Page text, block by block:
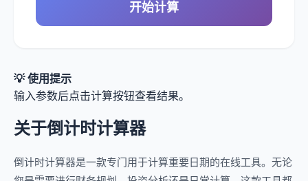
开始计算
💡 使用提示
输入参数后点击计算按钮查看结果。
关于倒计时计算器
倒计时计算器是一款专门用于计算重要日期的在线工具。无论